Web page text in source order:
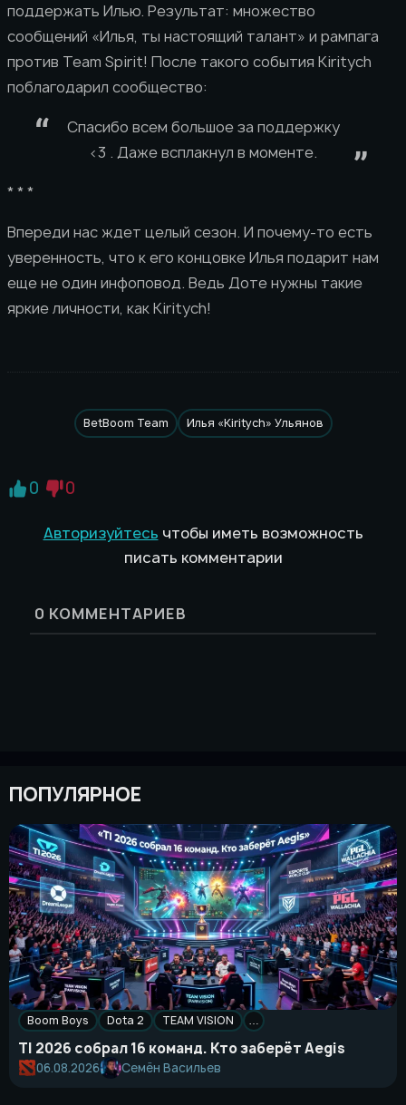
поддержать Илью. Результат: множество
сообщений «Илья, ты настоящий талант» и рампага
против Team Spirit! После такого события Kiritych
поблагодарил сообщество:
Спасибо всем большое за поддержку
<3 . Даже всплакнул в моменте.
* * *
Впереди нас ждет целый сезон. И почему-то есть
уверенность, что к его концовке Илья подарит нам
еще не один инфоповод. Ведь Доте нужны такие
яркие личности, как Kiritych!
BetBoom Team Илья «Kiritych» Ульянов
0 0
Авторизуйтесь чтобы иметь возможность
писать комментарии
0 КОММЕНТАРИЕВ
ПОПУЛЯРНОЕ
Boom Boys Dota 2 TEAM VISION …
TI 2026 собрал 16 команд. Кто заберёт Aegis
06.08.2026 Семён Васильев